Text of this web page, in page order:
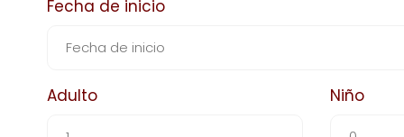
Fecha de inicio
Adulto Niño